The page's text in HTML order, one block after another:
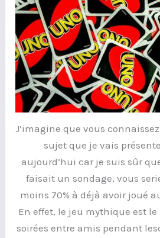
J’imagine que vous
sujet que je vais
aujourd’hui car je suis sûr
faisait un sondage, vous
moins 70% à déjà avoir joué
En effet, le jeu mythique est le
soirées entre amis pendant